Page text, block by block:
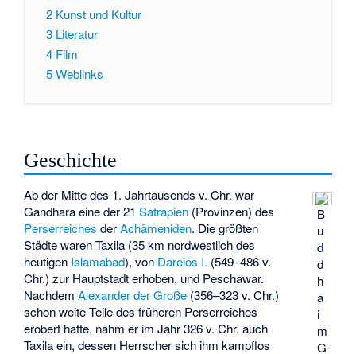
2 Kunst und Kultur
3 Literatur
4 Film
5Weblinks
Geschichte
B
u
d
d
h
a
i
m
G
Ab der Mitte des 1. Jahrtausends v. Chr. war
Gandhāra eine der 21Satrapien (Provinzen) des
Perserreiches derAchämeniden. Die größten
Städte waren Taxila (35 km nordwestlich des
heutigen Islamabad), von Dareios I. (549–486 v.
Chr.) zur Hauptstadt erhoben, und Peschawar.
NachdemAlexander der Große (356–323 v. Chr.)
schon weite Teile des früheren Perserreiches
erobert hatte, nahm er im Jahr 326 v. Chr. auch
Taxila ein, dessen Herrscher sich ihm kampflos